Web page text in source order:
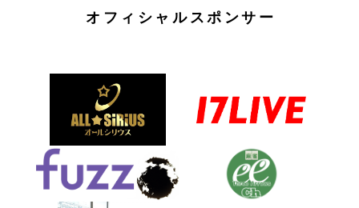
オフィシャルスポンサー